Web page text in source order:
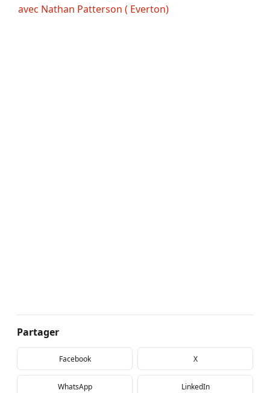
avec Nathan Patterson ( Everton)
Partager
Facebook X
WhatsApp LinkedIn